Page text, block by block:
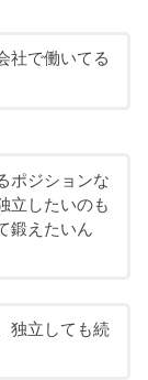
社で働いてる
ポジションな
立したいのも
鍛えたいん
独立しても続